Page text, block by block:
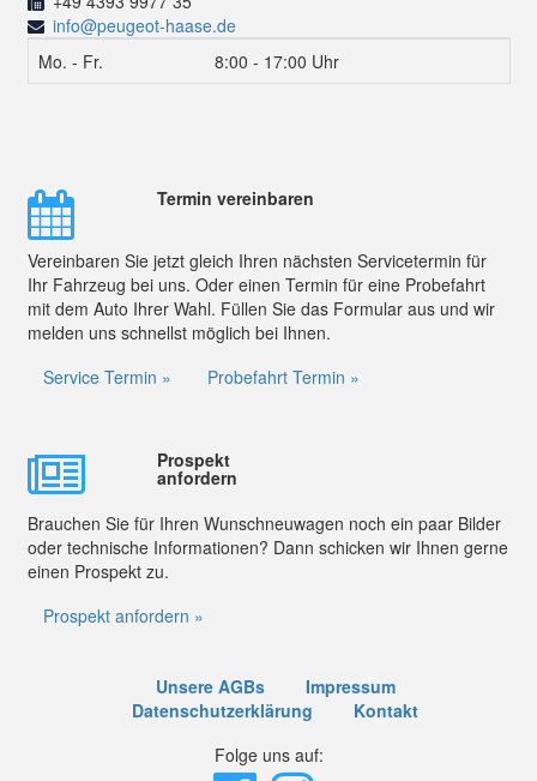
info@peugeot-haase.de
Mo. - Fr.
8:00 - 17:00 Uhr
Termin vereinbaren
Vereinbaren Sie jetzt gleich Ihren nächsten Servicetermin für
Ihr Fahrzeug bei uns. Oder einen Termin für eine Probefahrt
mit dem Auto Ihrer Wahl. Füllen Sie das Formular aus und wir
melden uns schnellst möglich bei Ihnen.
Service Termin »
Probefahrt Termin »
Prospekt
anfordern
Brauchen Sie für Ihren Wunschneuwagen noch ein paar Bilder
oder technische Informationen? Dann schicken wir Ihnen gerne
einen Prospekt zu.
Prospekt anfordern »
Unsere AGBs
Impressum
Datenschutzerklärung
Kontakt
Folge uns auf: